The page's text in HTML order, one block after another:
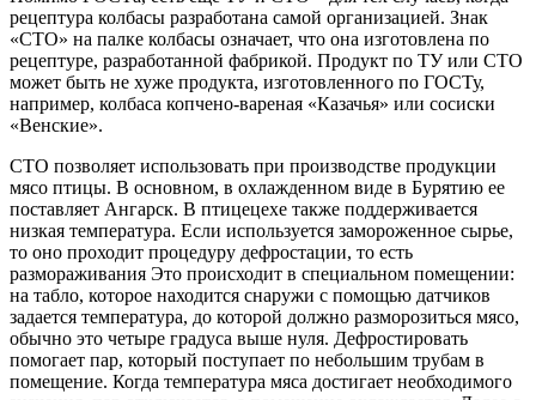
рецептура колбасы разработана самой организацией. Знак
«СТО» на палке колбасы означает, что она изготовлена по
рецептуре, разработанной фабрикой. Продукт по ТУ или СТО
может быть не хуже продукта, изготовленного по ГОСТу,
например, колбаса копчено-вареная «Казачья» или сосиски
«Венские».
СТО позволяет использовать при производстве продукции
мясо птицы. В основном, в охлажденном виде в Бурятию ее
поставляет Ангарск. В птицецехе также поддерживается
низкая температура. Если используется замороженное сырье,
то оно проходит процедуру дефростации, то есть
размораживания Это происходит в специальном помещении:
на табло, которое находится снаружи с помощью датчиков
задается температура, до которой должно разморозиться мясо,
обычно это четыре градуса выше нуля. Дефростировать
помогает пар, который поступает по небольшим трубам в
помещение. Когда температура мяса достигает необходимого